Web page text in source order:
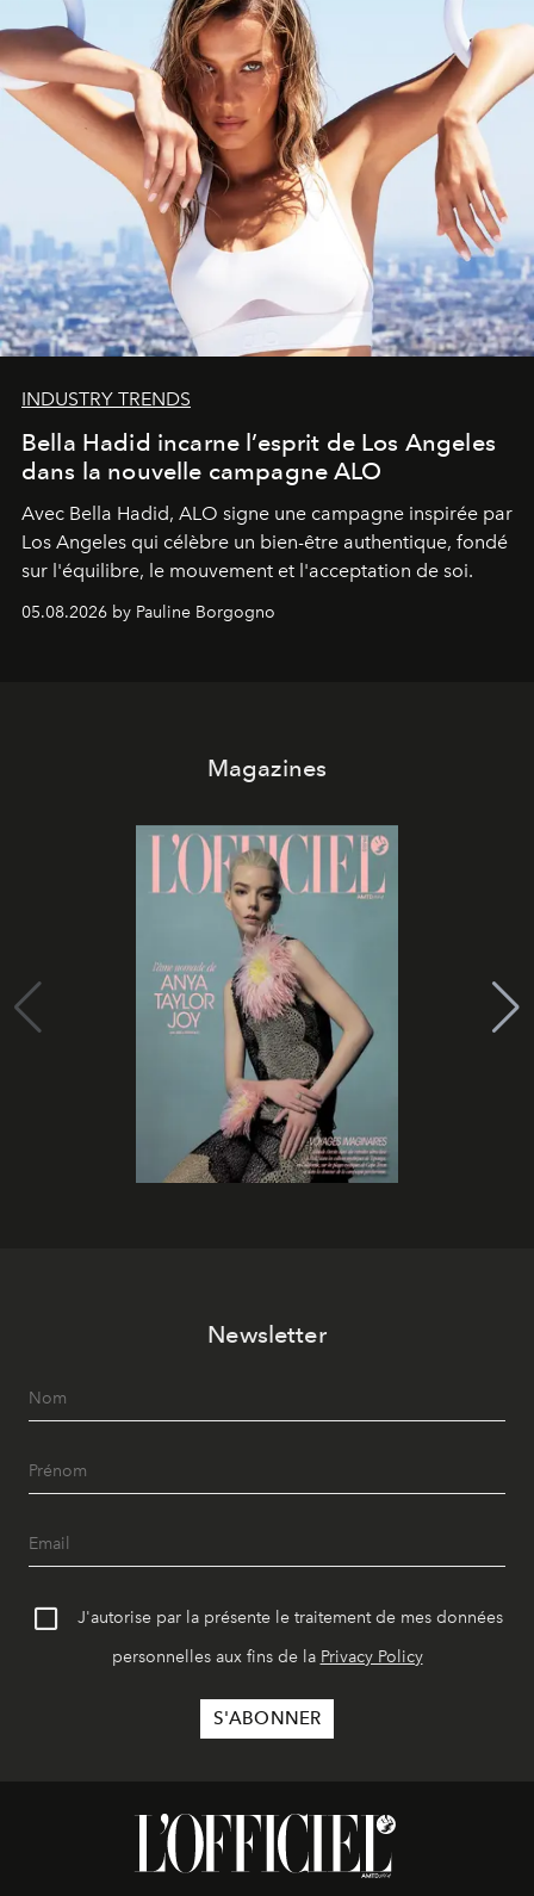
INDUSTRY TRENDS
Bella Hadid incarne l’esprit de Los Angeles
dans la nouvelle campagne ALO
Avec Bella Hadid, ALO signe une campagne inspirée par
Los Angeles qui célèbre un bien-être authentique, fondé
sur l'équilibre, le mouvement et l'acceptation de soi.
05.08.2026 by Pauline Borgogno
Magazines
Newsletter
J'autorise par la présente le traitement de mes données
personnelles aux fins de la Privacy Policy